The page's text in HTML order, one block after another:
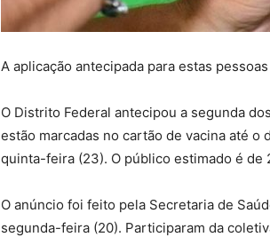
A aplicação antecipada para estas
O Distrito Federal antecipou a segunda
estão marcadas no cartão de vacina até
quinta-feira (23). O público estimado é de
O anúncio foi feito pela Secretaria de
segunda-feira (20). Participaram da